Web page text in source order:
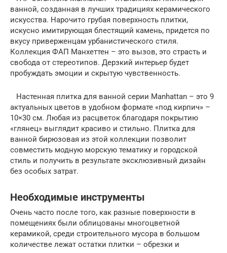
ванной, созданная в лучших традициях керамического
искусства. Нарочито грубая поверхность плитки,
искусно имитирующая блестящий камень, придется по
вкусу приверженцам урбанистического стиля.
Коллекция ФАП Манхеттен – это вызов, это страсть и
свобода от стереотипов. Дерзкий интерьер будет
пробуждать эмоции и скрытую чувственность.
Настенная плитка для ванной серии Manhattan – это 9
актуальных цветов в удобном формате «под кирпич» –
10×30 см. Любая из расцветок благодаря покрытию
«глянец» выглядит красиво и стильно. Плитка для
ванной бирюзовая из этой коллекции позволит
совместить модную морскую тематику и городской
стиль и получить в результате эксклюзивный дизайн
без особых затрат.
Необходимые инструменты
Очень часто после того, как разные поверхности в
помещениях были облицованы многоцветной
керамикой, среди строительного мусора в большом
количестве лежат остатки плитки – обрезки и